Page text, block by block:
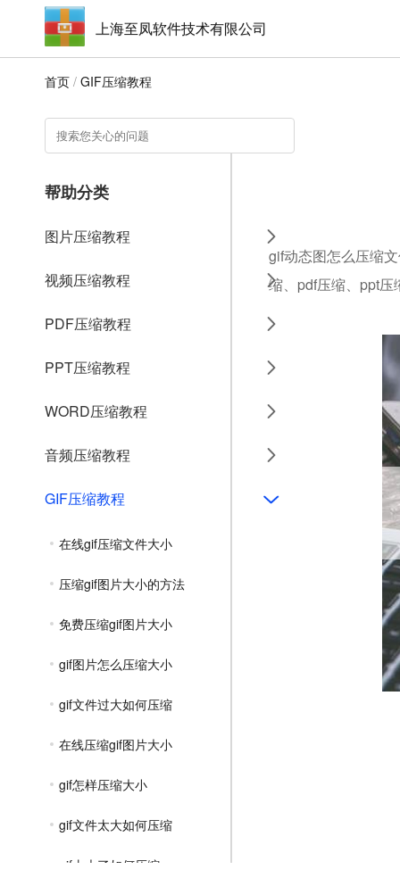
上海至凤软件技术有限公司
首页 / GIF压缩教程
帮助分类
图片压缩教程
视频压缩教程
PDF压缩教程
PPT压缩教程
WORD压缩教程
音频压缩教程
GIF压缩教程
在线gif压缩文件大小
压缩gif图片大小的方法
免费压缩gif图片大小
gif图片怎么压缩大小
gif文件过大如何压缩
在线压缩gif图片大小
gif怎样压缩大小
gif文件太大如何压缩
gif太大了如何压缩
gif动态图怎么压缩
缩、pdf压缩、ppt